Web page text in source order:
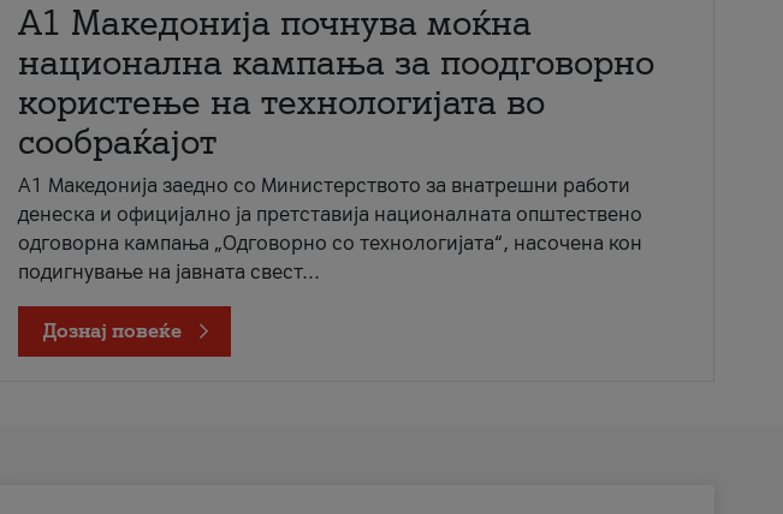
A1 Македонија почнува моќна
национална кампања за поодговорно
користење на технологијата во
сообраќајот
A1 Македонија заедно со Министерството за внатрешни работи
денеска и официјално ја претставија националната општествено
одговорна кампања „Одговорно со технологијата“, насочена кон
подигнување на јавната свест...
Дознај повеќе